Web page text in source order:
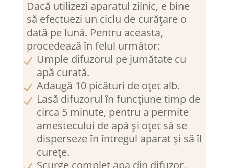
Dacă utilizezi aparatul zilnic, e bine
să efectuezi un ciclu de curățare o
dată pe lună. Pentru aceasta,
procedează în felul următor:
Umple difuzorul pe jumătate cu
apă curată.
Adaugă 10 picături de oțet alb.
Lasă difuzorul în funcțiune timp de
circa 5 minute, pentru a permite
amestecului de apă și oțet să se
disperseze în întregul aparat și să îl
curețe.
Scurge complet apa din difuzor.